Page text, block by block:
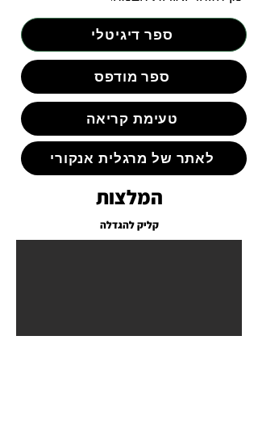
ספר דיגיטלי
ספר מודפס
טעימת קריאה
לאתר של מרגלית אנקורי
המלצות
קליק להגדלה